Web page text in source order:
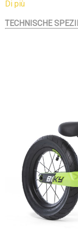
auffällige und coole
Die Power des
Durch den Einsatz
Verwendung
besonders stabilen
Gewicht entwickeln.
bequem
Die Wichtigkeit
Mit seinem tiefen
Sattel ist das Biky
mit einer Größe
Di più
TECHNISCHE